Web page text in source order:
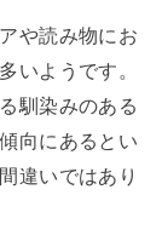
や読み物にお
いようです。
馴染みのある
向にあるとい
違いではあり